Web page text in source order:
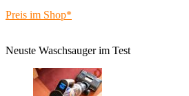
Preis im Shop*
Neuste Waschsauger im Test